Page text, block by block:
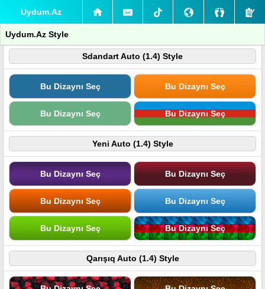
Uydum.Az
Uydum.Az Style
Sdandart Auto (1.4) Style
Bu Dizaynı Seç Bu Dizaynı Seç
Bu Dizaynı Seç Bu Dizaynı Seç
Yeni Auto (1.4) Style
Bu Dizaynı Seç Bu Dizaynı Seç
Bu Dizaynı Seç Bu Dizaynı Seç
Bu Dizaynı Seç Bu Dizaynı Seç
Qarışıq Auto (1.4) Style